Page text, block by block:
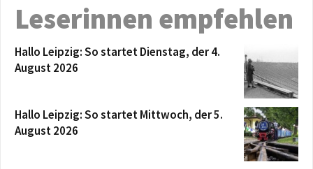
Leserinnen empfehlen
Hallo Leipzig: So startet Dienstag, der 4.
August 2026
Hallo Leipzig: So startet Mittwoch, der 5.
August 2026